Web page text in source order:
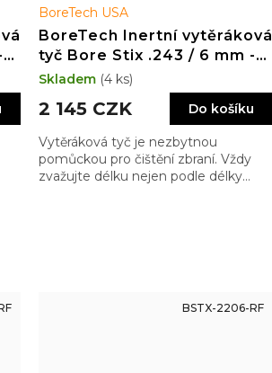
BoreTech USA
BoreTech Inertní vytěráková
tyč Bore Stix .243 / 6 mm -
.270 délka 40"
2 145 CZK Do košíku
Vytěráková tyč je nezbytnou
pomůckou pro čištění zbraní. Vždy
zvažujte délku nejen podle délky
Skladem (4 ks)
BSTX-2206-RF